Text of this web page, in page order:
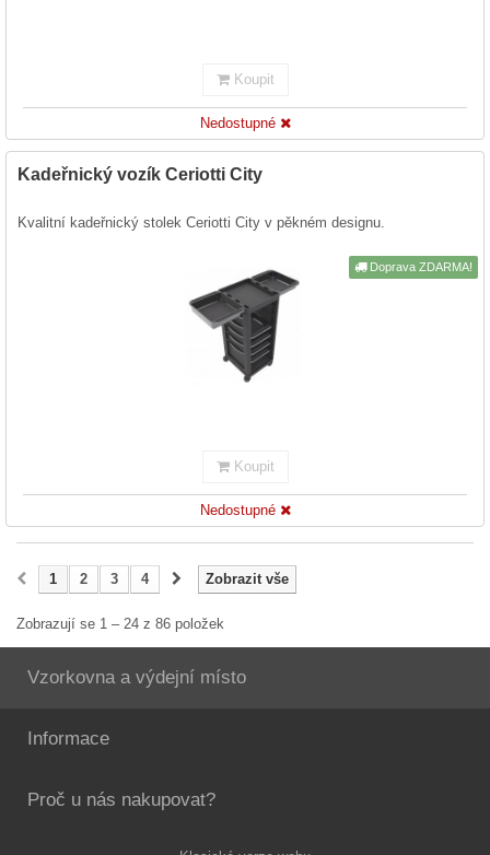
Koupit
Nedostupné
Kadeřnický vozík Ceriotti City
Kvalitní kadeřnický stolek Ceriotti City v pěkném designu.
Doprava ZDARMA!
Koupit
Nedostupné
Zobrazit vše
1 2 3 4
Zobrazují se 1 – 24 z 86 položek
Vzorkovna a výdejní místo
Informace
Proč u nás nakupovat?